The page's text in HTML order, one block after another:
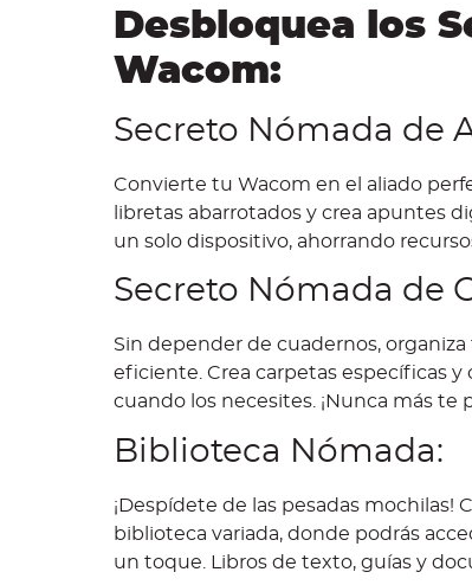
Desbloquea los
Wacom:
Secreto Nómada de
Convierte tu Wacom en el aliado
libretas abarrotados y crea apuntes
un solo dispositivo, ahorrando
Secreto Nómada de
Sin depender de cuadernos,
eficiente. Crea carpetas específicas
cuando los necesites. ¡Nunca más te
Biblioteca Nómada:
¡Despídete de las pesadas
biblioteca variada, donde podrás
un toque. Libros de texto, guías y